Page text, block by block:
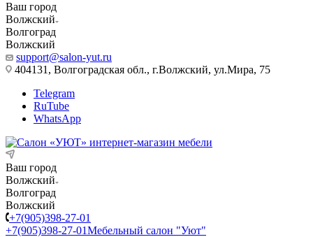
Ваш город
Волжский
Волгоград
Волжский
support@salon-yut.ru
404131, Волгоградская обл., г.Волжский, ул.Мира, 75
Telegram
RuTube
WhatsApp
Ваш город
Волжский
Волгоград
Волжский
+7(905)398-27-01
+7(905)398-27-01Мебельный салон "Уют"